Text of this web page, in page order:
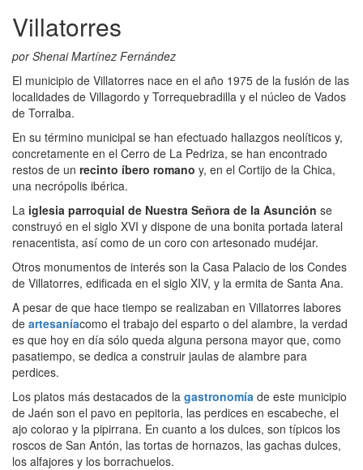
Villatorres
por Shenai Martínez Fernández
El municipio de Villatorres nace en el año 1975 de la fusión de las
localidades de Villagordo y Torrequebradilla y el núcleo de Vados
de Torralba.
En su término municipal se han efectuado hallazgos neolíticos y,
concretamente en el Cerro de La Pedriza, se han encontrado
restos de un recinto íbero romano y, en el Cortijo de la Chica,
una necrópolis ibérica.
La iglesia parroquial de Nuestra Señora de la Asunción se
construyó en el siglo XVI y dispone de una bonita portada lateral
renacentista, así como de un coro con artesonado mudéjar.
Otros monumentos de interés son la Casa Palacio de los Condes
de Villatorres, edificada en el siglo XIV, y la ermita de Santa Ana.
A pesar de que hace tiempo se realizaban en Villatorres labores
de artesaníacomo el trabajo del esparto o del alambre, la verdad
es que hoy en día sólo queda alguna persona mayor que, como
pasatiempo, se dedica a construir jaulas de alambre para
perdices.
Los platos más destacados de la gastronomía de este municipio
de Jaén son el pavo en pepitoria, las perdices en escabeche, el
ajo colorao y la pipirrana. En cuanto a los dulces, son típicos los
roscos de San Antón, las tortas de hornazos, las gachas dulces,
los alfajores y los borrachuelos.